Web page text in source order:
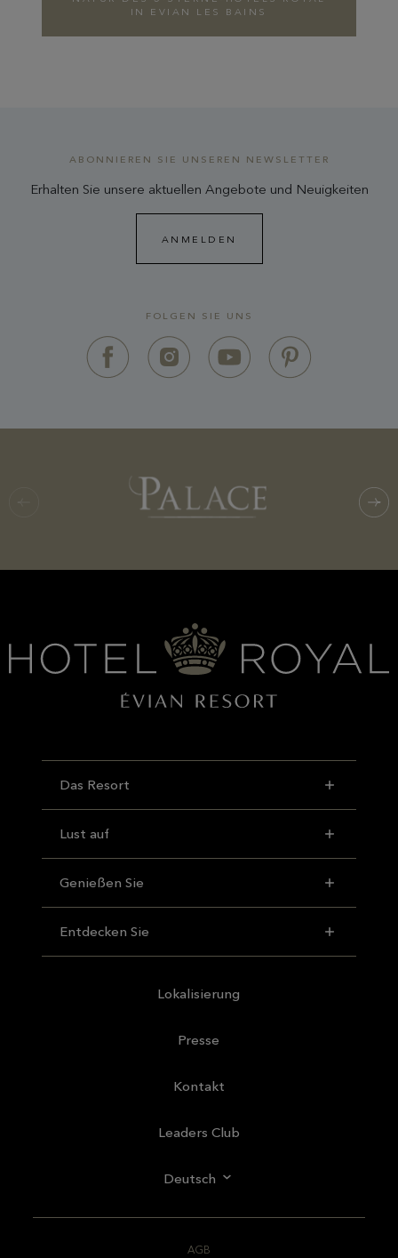
IN EVIAN LES BAINS
ABONNIEREN SIE UNSEREN NEWSLETTER
Erhalten Sie unsere aktuellen Angebote und Neuigkeiten
ANMELDEN
FOLGEN SIE UNS
Das Resort
Lust auf
Genießen Sie
Entdecken Sie
Lokalisierung
Presse
Kontakt
Leaders Club
Deutsch
AGB